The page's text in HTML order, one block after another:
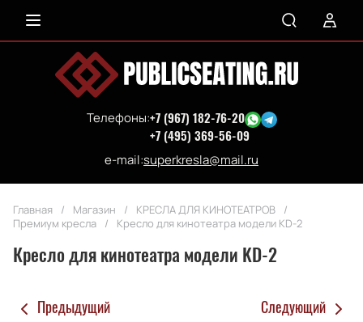
e-mail:superkresla@mail.ru
Телефоны:+7 (967) 182-76-20
+7 (495) 369-56-09
Главная / Магазин / КРЕСЛА ДЛЯ КИНОТЕАТРОВ
/
Премиум кресла
/ Кресло для кинотеатра модели KD-2
Кресло для кинотеатра модели KD-2
Предыдущий Следующий